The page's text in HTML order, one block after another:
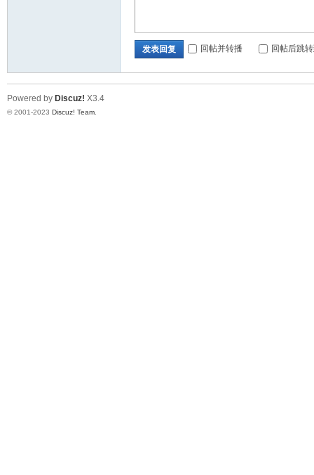
发表回复 回帖并转播 回帖后跳
Powered by Discuz! X3.4
© 2001-2023 Discuz! Team